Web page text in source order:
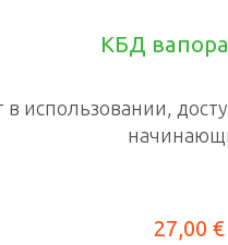
КБД
в использовании,
27,00 €